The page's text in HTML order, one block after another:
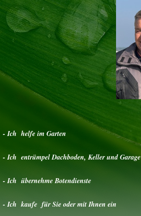
- Ich helfe im Garten
- Ich entrümpel Dachboden, Keller und Garage
- Ich übernehme Botendienste
- Ich kaufe für Sie oder mit Ihnen ein